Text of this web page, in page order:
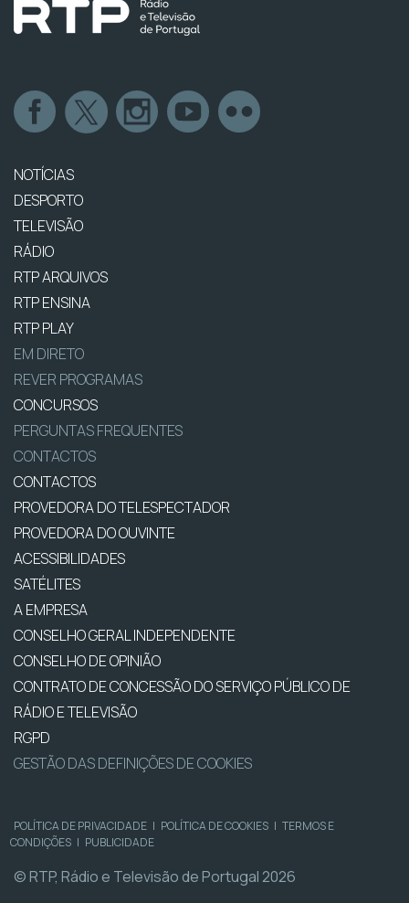
NOTÍCIAS
DESPORTO
TELEVISÃO
RÁDIO
RTP ARQUIVOS
RTP ENSINA
RTP PLAY
EM DIRETO
REVER PROGRAMAS
CONCURSOS
PERGUNTAS FREQUENTES
CONTACTOS
CONTACTOS
PROVEDORA DO TELESPECTADOR
PROVEDORA DO OUVINTE
ACESSIBILIDADES
SATÉLITES
A EMPRESA
CONSELHO GERAL INDEPENDENTE
CONSELHO DE OPINIÃO
CONTRATO DE CONCESSÃO DO SERVIÇO PÚBLICO DE
RÁDIO E TELEVISÃO
RGPD
GESTÃO DAS DEFINIÇÕES DE COOKIES
POLÍTICA DE PRIVACIDADE | POLÍTICA DE COOKIES | TERMOS E
CONDIÇÕES | PUBLICIDADE
© RTP, Rádio e Televisão de Portugal 2026